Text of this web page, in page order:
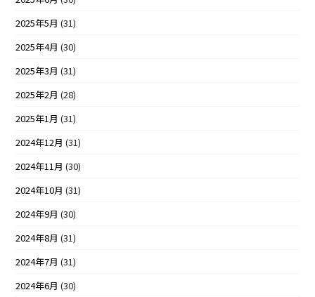
2025年5月 (31)
2025年4月 (30)
2025年3月 (31)
2025年2月 (28)
2025年1月 (31)
2024年12月 (31)
2024年11月 (30)
2024年10月 (31)
2024年9月 (30)
2024年8月 (31)
2024年7月 (31)
2024年6月 (30)